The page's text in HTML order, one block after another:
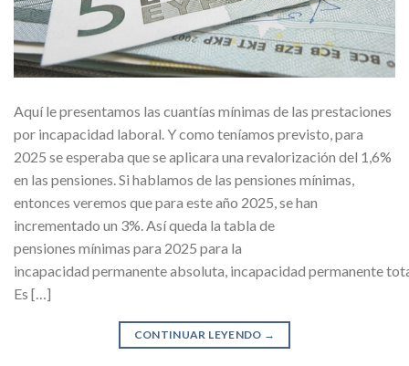
Aquí le presentamos las cuantías mínimas de las prestaciones
por incapacidad laboral. Y como teníamos previsto, para
2025 se esperaba que se aplicara una revalorización del 1,6%
en las pensiones. Si hablamos de las pensiones mínimas,
entonces veremos que para este año 2025, se han
incrementado un 3%. Así queda la tabla de
pensiones mínimas para 2025 para la
incapacidad permanente absoluta, incapacidad permanente
Es […]
CONTINUAR LEYENDO →